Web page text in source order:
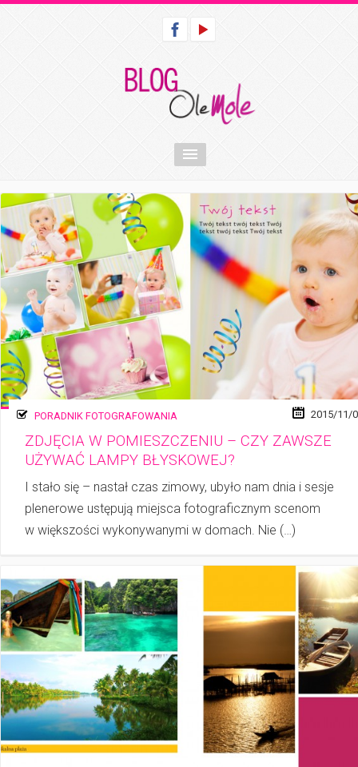
PORADNIK FOTOGRAFOWANIA 2015/11/
ZDJĘCIA W POMIESZCZENIU – CZY ZAWSZE
UŻYWAĆ LAMPY BŁYSKOWEJ?
I stało się – nastał czas zimowy, ubyło nam dnia i sesje
plenerowe ustępują miej­sca fotograficznym scenom
w więk­szo­ści wykonywanymi w do­mach. Nie (…)